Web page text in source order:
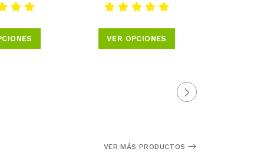
VER OPCIONES
VER MÁS PRODUCTOS